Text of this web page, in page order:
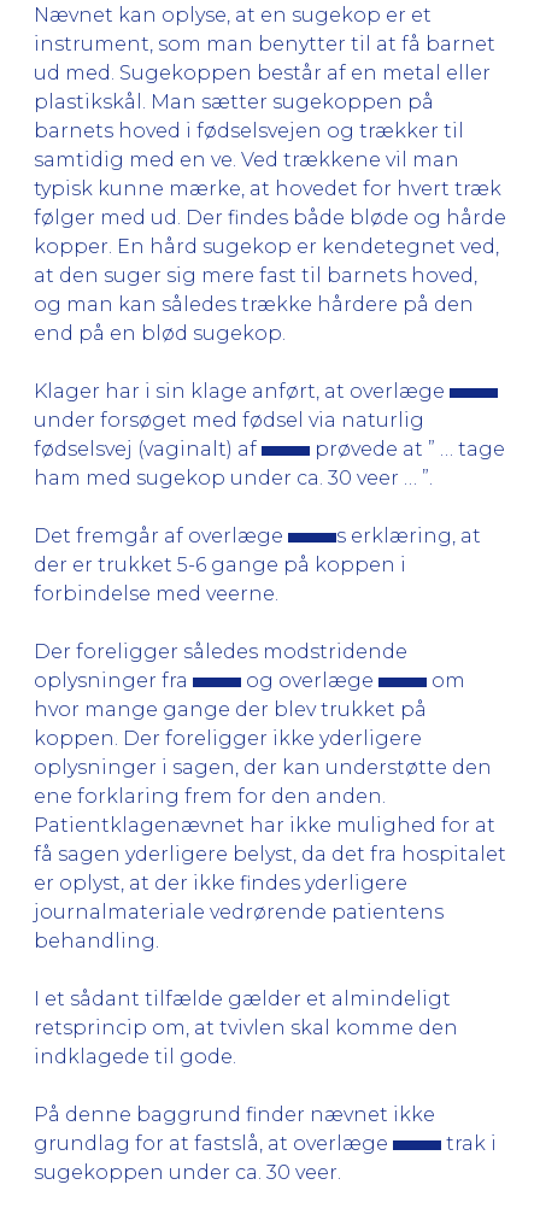
Nævnet kan oplyse, at en sugekop er et
instrument, som man benytter til at få barnet
ud med. Sugekoppen består af en metal eller
plastikskål. Man sætter sugekoppen på
barnets hoved i fødselsvejen og trækker til
samtidig med en ve. Ved trækkene vil man
typisk kunne mærke, at hovedet for hvert træk
følger med ud. Der findes både bløde og hårde
kopper. En hård sugekop er kendetegnet ved,
at den suger sig mere fast til barnets hoved,
og man kan således trække hårdere på den
end på en blød sugekop.
Klager har i sin klage anført, at overlæge
under forsøget med fødsel via naturlig
fødselsvej (vaginalt) af
prøvede at ” … tage
ham med sugekop under ca. 30 veer … ”.
Det fremgår af overlæge
s erklæring, at
der er trukket 5-6 gange på koppen i
forbindelse med veerne.
Der foreligger således modstridende
oplysninger fra
og overlæge
om
hvor mange gange der blev trukket på
koppen. Der foreligger ikke yderligere
oplysninger i sagen, der kan understøtte den
ene forklaring frem for den anden.
Patientklagenævnet har ikke mulighed for at
få sagen yderligere belyst, da det fra hospitalet
er oplyst, at der ikke findes yderligere
journalmateriale vedrørende patientens
behandling.
I et sådant tilfælde gælder et almindeligt
retsprincip om, at tvivlen skal komme den
indklagede til gode.
På denne baggrund finder nævnet ikke
grundlag for at fastslå, at overlæge
trak i
sugekoppen under ca. 30 veer.